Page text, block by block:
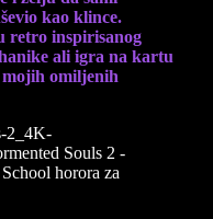
kao klince.
retro inspirisanog
ali igra na kartu
omiljenih